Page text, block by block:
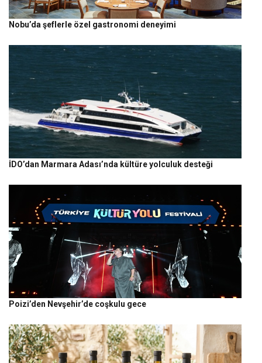
Nobu’da şeflerle özel gastronomi deneyimi
İDO’dan Marmara Adası’nda kültüre yolculuk desteği
Poizi’den Nevşehir’de coşkulu gece